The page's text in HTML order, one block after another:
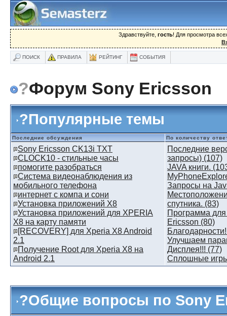
Здравствуйте, гость! Для просмотра
ПОИСК ПРАВИЛА РЕЙТИНГ СОБЫТИЯ
?Форум Sony Ericsson
?Популярные темы
Последние обсуждения По количеству
Sony Ericsson CK13i TXT
CLOCK10 - стильные часы
помогите разобраться
Система видеонаблюдения из
мобильного телефона
интернет с компа и сони
Установка приложений X8
Установка приложений для XPERIA
X8 на карту памяти
[RECOVERY] для Xperia X8 Android
2.1
Получение Root для Xperia X8 на
Android 2.1
Последние
запросы) (107)
JAVA книги.
Запросы на
спутника. (83)
Программа
Ericsson (80)
Улучшаем
Дисплея!!! (77)
Сплошные
?Общие вопросы по Sony